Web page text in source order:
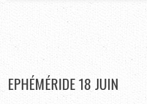
EPHÉMÉRIDE 18 JUIN